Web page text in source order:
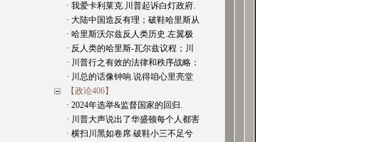
· 我爱卡利莱克.川普起诉白灯政府.
· 大陆中国造反有理；破鞋哈里斯从
· 哈里斯沃尔兹反人类历史.左翼极
· 反人类的哈里斯-瓦尔兹议程；川
· 川普行之有效的法律和秩序战略：
· 川总的话像钟响.说得咱心里亮堂
【政论406】
· 2024年选举&监督国家的回归.
· 川普大声说出了华盛顿每个人都害
· 横扫川黑如卷席.破鞋小三不足兮